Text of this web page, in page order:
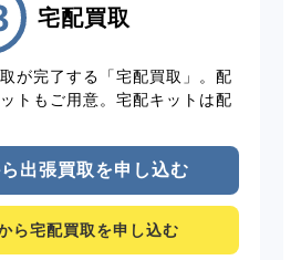
宅配買取
が完了する「宅配買取」。配
トもご用意。宅配キットは配
出張買取を申し込む
ら宅配買取を申し込む